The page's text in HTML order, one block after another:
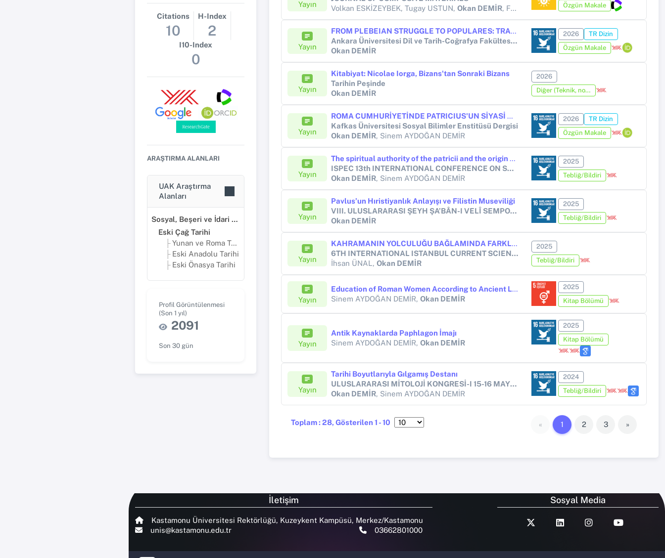
Citations
10
H-Index
2
I10-Index
0
ARAŞTIRMA ALANLARI
UAK Araştırma
Alanları
Sosyal, Beşeri ve İdari Bilimler
Eski Çağ Tarihi
Yunan ve Roma Tarihi
Eski Anadolu Tarihi
Eski Önasya Tarihi
Profil Görüntülenmesi
(Son 1 yıl)
2091
Son 30 gün
Yayın
Volkan ESKİZEYBEK, Tugay USTUN, Okan DEMİR, Ferhat YİLDİRİM
Özgün Makale
Yayın
FROM PLEBEIAN STRUGGLE TO POPULARES: TRANSFORMATION OF POPULAR POLITICS IN ROME DURING IVTH AND IIIRD CENTURIES BC
Ankara Üniversitesi Dil ve Tarih-Coğrafya Fakültesi Dergisi
Okan DEMİR
2026
TR Dizin
Özgün Makale
Yayın
Kitabiyat: Nicolae Iorga, Bizans'tan Sonraki Bizans
Tarihin Peşinde
Okan DEMİR
2026
Diğer (Teknik, not, yorum, vaka takdimi, editöre mektup, özet, kitap krıtiği, araştırma notu, bilirkişi raporu ve benzeri)
Yayın
ROMA CUMHURİYETİNDE PATRICIUS'UN SİYASİ VE DİNÎ HAKİMİYETİ ÜZERİNE BİR DEĞERLENDİRME
Kafkas Üniversitesi Sosyal Bilimler Enstitüsü Dergisi
Okan DEMİR, Sinem AYDOĞAN DEMİR
2026
TR Dizin
Özgün Makale
Yayın
The spiritual authority of the patricii and the origin of the Roman State
ISPEC 13th INTERNATIONAL CONFERENCE ON SOCIAL SCIENCES & HUMANITIES September 16-20, 2025 / Dubai, UAE
Okan DEMİR, Sinem AYDOĞAN DEMİR
2025
Tebliğ/Bildiri
Yayın
Pavlus’un Hıristiyanlık Anlayışı ve Filistin Museviliği
VIII. ULUSLARARASI ŞEYH ŞA’BÂN-I VELÎ SEMPOZYUMU “TARİHTEN GÜNÜMÜZE FİLİSTİN VE KUDÜS”
Okan DEMİR
2025
Tebliğ/Bildiri
Yayın
KAHRAMANIN YOLCULUĞU BAĞLAMINDA FARKLI COĞRAFYA VE KÜLTÜRLERDEN ÜÇ FİLM: SEPPUKU, UNFORGİVEN VE EŞKIYA
6TH INTERNATIONAL ISTANBUL CURRENT SCIENTIFIC RESEARCH CONGRESS
İhsan ÜNAL, Okan DEMİR
2025
Tebliğ/Bildiri
Yayın
Education of Roman Women According to Ancient Literature
Sinem AYDOĞAN DEMİR, Okan DEMİR
2025
Kitap Bölümü
Yayın
Antik Kaynaklarda Paphlagon İmajı
Sinem AYDOĞAN DEMİR, Okan DEMİR
2025
Kitap Bölümü
Yayın
Tarihi Boyutlarıyla Gılgamış Destanı
ULUSLARARASI MİTOLOJİ KONGRESİ-I 15-16 MAYIS 2024 MARDİN
Okan DEMİR, Sinem AYDOĞAN DEMİR
2024
Tebliğ/Bildiri
Toplam : 28, Gösterilen 1 - 10 « 1 2 3 »
İletişim
Kastamonu Üniversitesi Rektörlüğü, Kuzeykent Kampüsü, Merkez/Kastamonu
unis@kastamonu.edu.tr
03662801000
Sosyal Media